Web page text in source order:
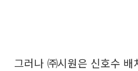
그러나 ㈜시원은 신호수